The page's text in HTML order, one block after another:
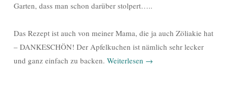
Garten, dass man schon darüber stolpert…..
Das Rezept ist auch von meiner Mama, die ja auch Zöliakie hat
– DANKESCHÖN! Der Apfelkuchen ist nämlich sehr lecker
und ganz einfach zu backen. Weiterlesen →